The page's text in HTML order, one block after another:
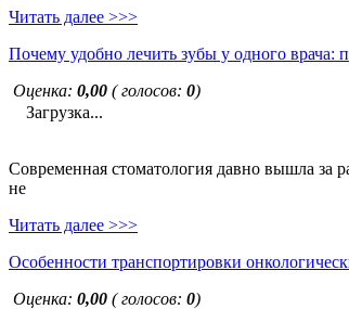
Читать далее >>>
Почему удобно лечить зубы у одного врача:
Оценка: 0,00 ( голосов: 0)
Загрузка...
Современная стоматология давно вышла за
не
Читать далее >>>
Особенности транспортировки
Оценка: 0,00 ( голосов: 0)